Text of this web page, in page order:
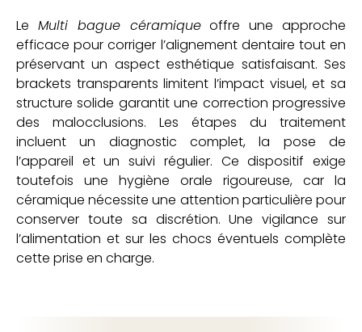
Le Multi bague céramiqueoffre une approche
efficace pour corriger l’alignement dentaire tout en
préservant un aspect esthétique satisfaisant. Ses
brackets transparents limitent l’impact visuel, et sa
structure solide garantit une correction progressive
des malocclusions. Les étapes du traitement
incluent un diagnostic complet, la pose de
l’appareil et un suivi régulier. Ce dispositif exige
toutefois une hygiène orale rigoureuse, car la
céramique nécessite une attention particulière pour
conserver toute sa discrétion. Une vigilance sur
l’alimentation et sur les chocs éventuels complète
cette prise en charge.